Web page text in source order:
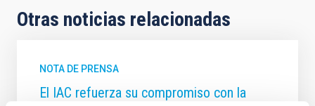
Otras noticias relacionadas
NOTA DE PRENSA
El IAC refuerza su compromiso con la